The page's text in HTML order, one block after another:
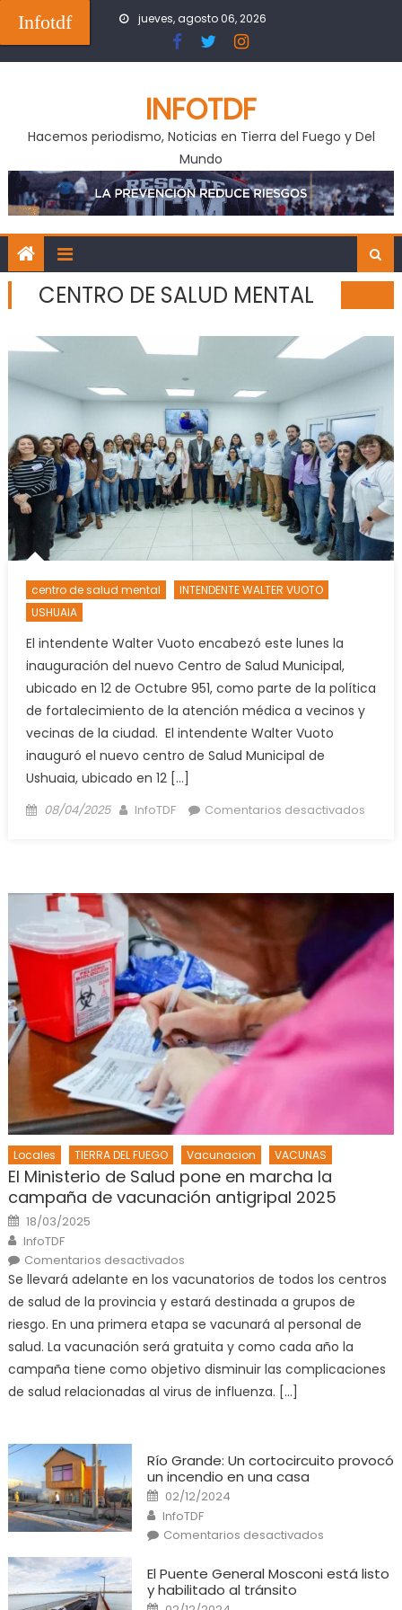
jueves, agosto 06, 2026
INFOTDF
Hacemos periodismo, Noticias en Tierra del Fuego y Del
Mundo
CENTRO DE SALUD MENTAL
centro de salud mental
INTENDENTE WALTER VUOTO
USHUAIA
El intendente Walter Vuoto encabezó este lunes la
inauguración del nuevo Centro de Salud Municipal,
ubicado en 12 de Octubre 951, como parte de la política
de fortalecimiento de la atención médica a vecinos y
vecinas de la ciudad. El intendente Walter Vuoto
inauguró el nuevo centro de Salud Municipal de
Ushuaia, ubicado en 12 […]
Posted
08/04/2025 Author
InfoTDF Comentarios desactivadosen
nuevo
de
Salud
Locales TIERRA DEL FUEGO Vacunacion VACUNAS
El Ministerio de Salud pone en marcha la
campaña de vacunación antigripal 2025
Posted
on
18/03/2025
Author
InfoTDF
Comentarios desactivadosen
El
Ministerio
Salud
en
marcha
la
campaña
de
vacunación
antigripal
Se llevará adelante en los vacunatorios de todos los centros
de salud de la provincia y estará destinada a grupos de
riesgo. En una primera etapa se vacunará al personal de
salud. La vacunación será gratuita y como cada año la
campaña tiene como objetivo disminuir las complicaciones
de salud relacionadas al virus de influenza. […]
Río Grande: Un cortocircuito provocó
un incendio en una casa
Posted
on
02/12/2024
Author
InfoTDF
Comentarios desactivadosen
Río
cortocircuito
El Puente General Mosconi está listo
y habilitado al tránsito
Posted
Infotdf